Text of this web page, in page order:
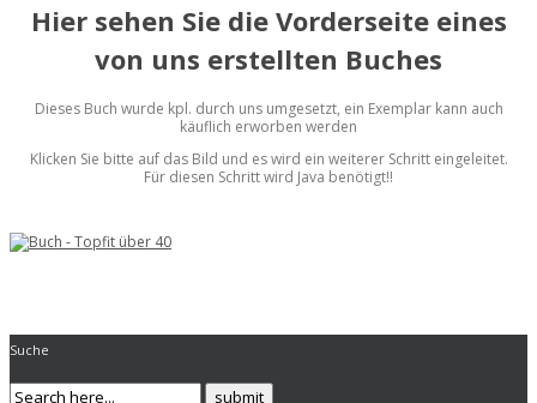
Hier sehen Sie die Vorderseite eines
von uns erstellten Buches
Dieses Buch wurde kpl. durch uns umgesetzt, ein Exemplar kann auch
käuflich erworben werden
Klicken Sie bitte auf das Bild und es wird ein weiterer Schritt eingeleitet.
Für diesen Schritt wird Java benötigt!!
Suche